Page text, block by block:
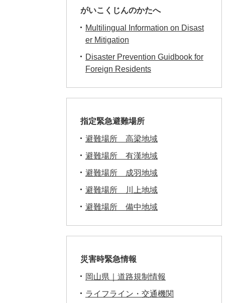
がいこくじんのかたへ
Multilingual Information on Disast
er Mitigation
Disaster Prevention Guidbook for
Foreign Residents
指定緊急避難場所
避難場所 高梁地域
避難場所 有漢地域
避難場所 成羽地域
避難場所 川上地域
避難場所 備中地域
災害時緊急情報
岡山県｜道路規制情報
ライフライン・交通機関